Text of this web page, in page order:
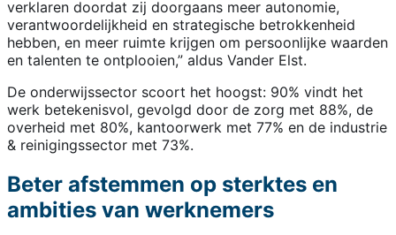
verklaren doordat zij doorgaans meer autonomie,
verantwoordelijkheid en strategische betrokkenheid
hebben, en meer ruimte krijgen om persoonlijke waarden
en talenten te ontplooien,” aldus Vander Elst.
De onderwijssector scoort het hoogst: 90% vindt het
werk betekenisvol, gevolgd door de zorg met 88%, de
overheid met 80%, kantoorwerk met 77% en de industrie
& reinigingssector met 73%.
Beter afstemmen op sterktes en
ambities van werknemers